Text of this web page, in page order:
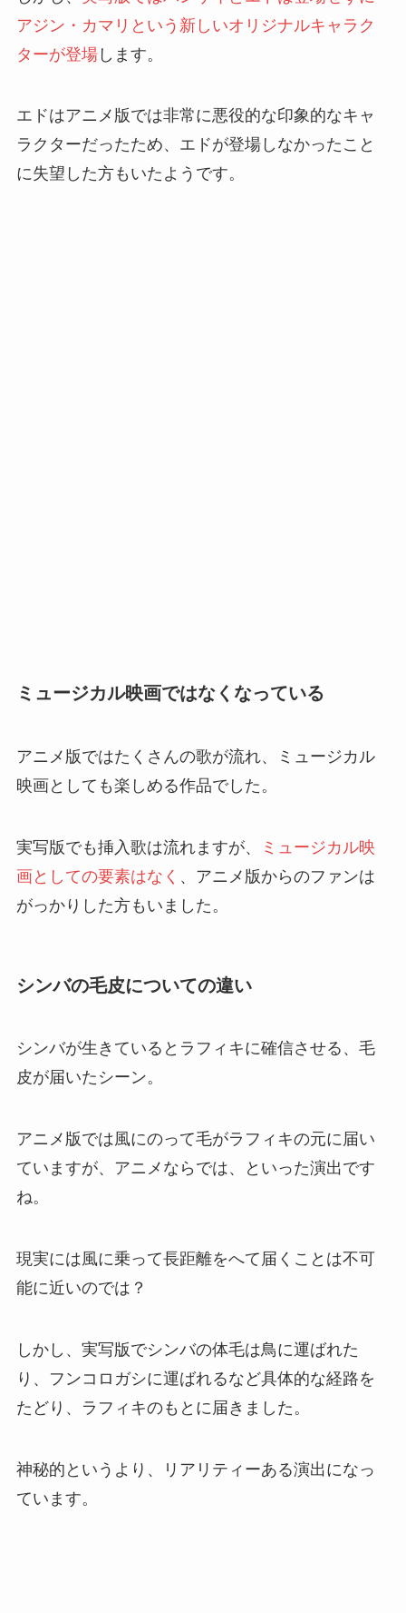
アジン・カマリという新しいオリジナルキャラク
ターが登場します。
エドはアニメ版では非常に悪役的な印象的なキャ
ラクターだったため、エドが登場しなかったこと
に失望した方もいたようです。
ミュージカル映画ではなくなっている
アニメ版ではたくさんの歌が流れ、ミュージカル
映画としても楽しめる作品でした。
実写版でも挿入歌は流れますが、
ミュージカル映
画としての要素はなく 、アニメ版からのファンは
がっかりした方もいました。
シンバの毛皮についての違い
シンバが生きているとラフィキに確信させる、毛
皮が届いたシーン。
アニメ版では風にのって毛がラフィキの元に届い
ていますが、アニメならでは、といった演出です
ね。
現実には風に乗って長距離をへて届くことは不可
能に近いのでは？
しかし、実写版でシンバの体毛は鳥に運ばれた
り、フンコロガシに運ばれるなど具体的な経路を
たどり、ラフィキのもとに届きました。
神秘的というより、リアリティーある演出になっ
ています。